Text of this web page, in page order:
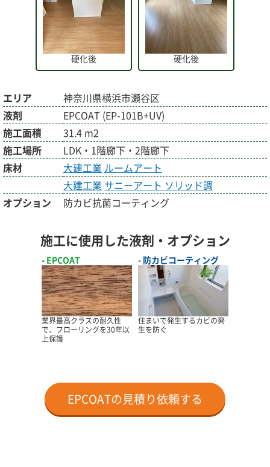
硬化後 硬化後
エリア
神奈川県横浜市瀬谷区
液剤
EPCOAT (EP-101B+UV)
施工面積
31.4 m2
施工場所
LDK・1階廊下・2階廊下
床材
大建工業 ルームアート
大建工業 サニーアート ソリッド調
オプション
防カビ抗菌コーティング
施工に使用した液剤・オプション
EPCOAT
業界最高クラスの耐久性
で、フローリングを30年以
上保護
防カビコーティング
住まいで発生するカビの発
生を防ぐ
EPCOATの見積り依頼する